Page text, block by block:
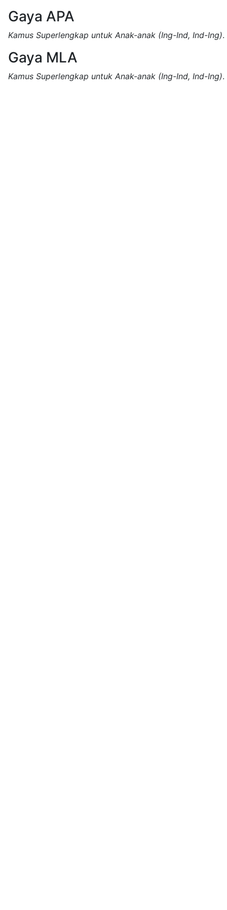
Gaya APA
Kamus Superlengkap untuk Anak-anak (Ing-Ind, Ind-Ing).
Gaya MLA
Kamus Superlengkap untuk Anak-anak (Ing-Ind, Ind-Ing).